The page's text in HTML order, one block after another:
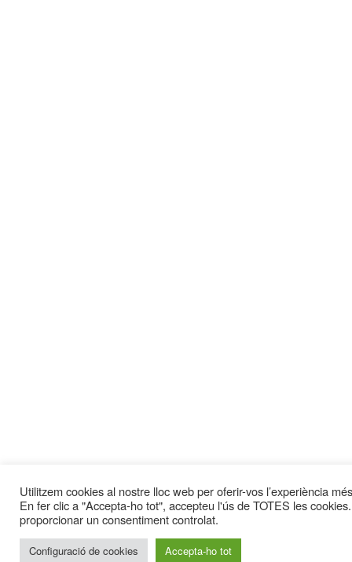
Utilitzem cookies al nostre lloc web per oferir-vos l’experiència
En fer clic a "Accepta-ho tot", accepteu l'ús de TOTES les
proporcionar un consentiment controlat.
Configuració de cookies Accepta-ho tot